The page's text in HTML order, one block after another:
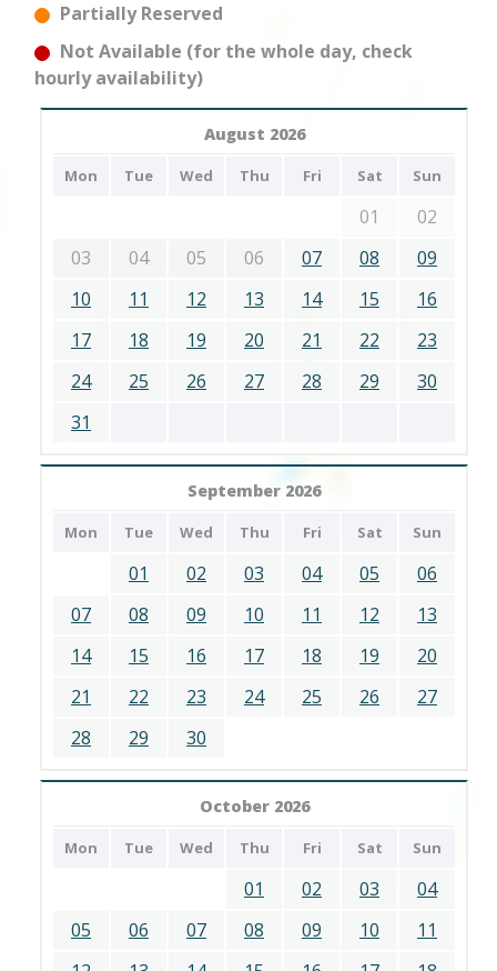
Partially Reserved
Not Available (for the whole day, check
hourly availability)
August 2026
Mon Tue Wed Thu Fri Sat Sun
01
02
03
04 05 06 07 08
09
10
11 12 13 14 15
16
17
18 19 20 21 22
23
24
25 26 27 28 29
30
31
September 2026
Mon Tue Wed Thu Fri Sat Sun
01 02 03 04 05
06
07
08 09 10 11 12
13
14
15 16 17 18 19
20
21
22 23 24 25 26
27
28
29 30
October 2026
Mon Tue Wed Thu Fri Sat Sun
01 02 03
04
05
06 07 08 09 10
11